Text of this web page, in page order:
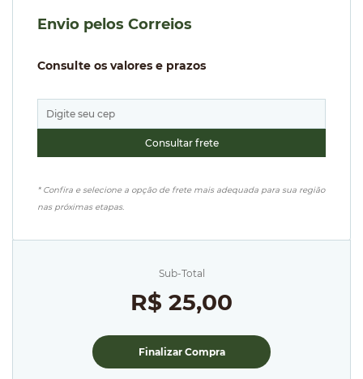
Envio pelos Correios
Consulte os valores e prazos
* Confira e selecione a opção de frete mais adequada para sua região
nas próximas etapas.
Sub-Total
R$ 25,00
Finalizar Compra